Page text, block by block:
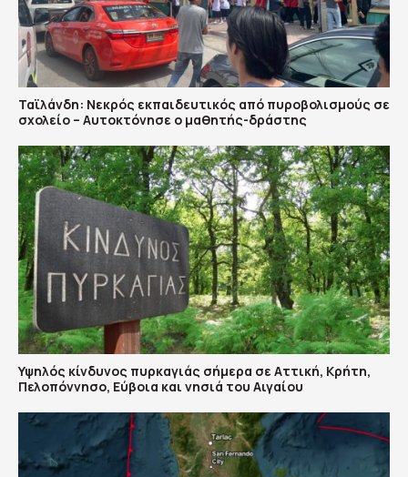
Ταϊλάνδη: Νεκρός εκπαιδευτικός από πυροβολισμούς σε
σχολείο – Αυτοκτόνησε ο μαθητής-δράστης
Υψηλός κίνδυνος πυρκαγιάς σήμερα σε Αττική, Κρήτη,
Πελοπόννησο, Εύβοια και νησιά του Αιγαίου